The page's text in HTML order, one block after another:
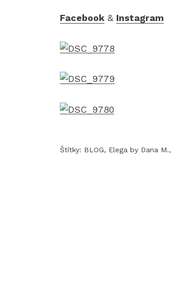
Facebook & Instagram
Štítky: BLOG, Elega by Dana M.,